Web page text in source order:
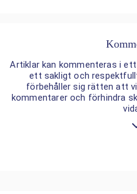
Artiklar kan kommenteras i
ett sakligt och
förbehåller sig rätten att
kommentarer och förhindra